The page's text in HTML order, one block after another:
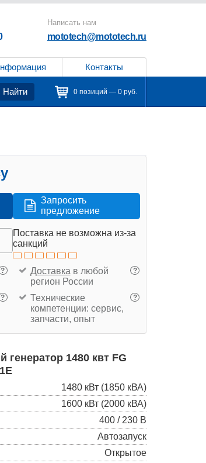
Написать нам
mototech@mototech.ru
Контакты
Найти 0 позиций — 0 руб.
Запросить
предложение
Поставка не возможна из-за
санкций
? ?
Доставка в любой
регион России
? ?
Технические
компетенции: сервис,
запчасти, опыт
1480 квт FG
1480 кВт (1850 кВА)
1600 кВт (2000 кВА)
400 / 230 В
Автозапуск
Открытое